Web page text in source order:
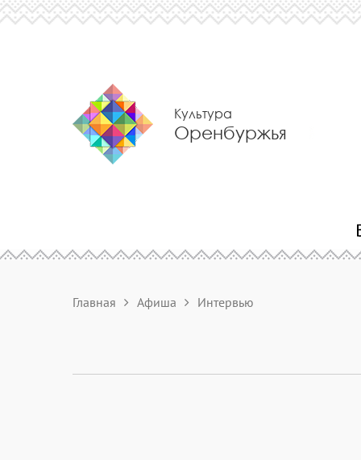
Культура
Оренбуржья
Главная Афиша Интервью